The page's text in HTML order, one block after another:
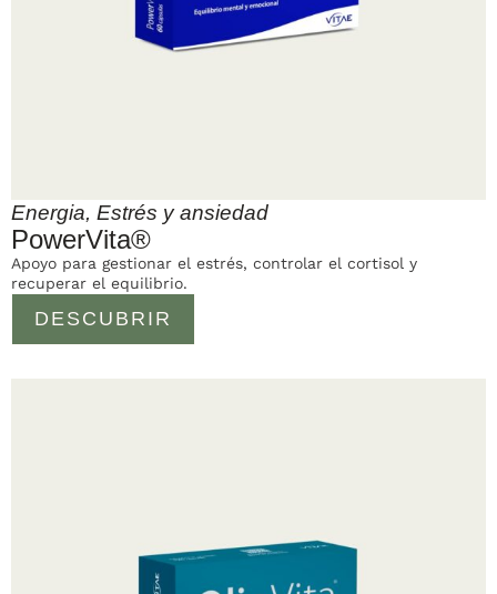
Energia, Estrés y ansiedad
PowerVita®
DESCUBRIR
Apoyo para gestionar el estrés, controlar el cortisol y
recuperar el equilibrio.